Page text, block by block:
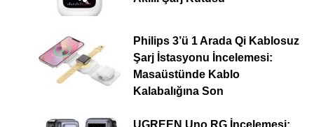
Philips 3’ü 1 Arada Qi Kablosuz
Şarj İstasyonu İncelemesi:
Masaüstünde Kablo
Kalabalığına Son
UGREEN Uno RG İncelemesi: